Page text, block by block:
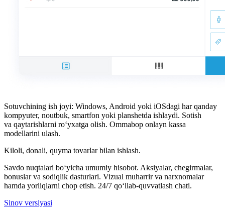
Sotuvchining ish joyi: Windows, Android yoki iOSdagi har qanday
kompyuter, noutbuk, smartfon yoki planshetda ishlaydi. Sotish
va qaytarishlarni ro‘yxatga olish. Ommabop onlayn kassa
modellarini ulash.
Kiloli, donali, quyma tovarlar bilan ishlash.
Savdo nuqtalari bo‘yicha umumiy hisobot. Aksiyalar, chegirmalar,
bonuslar va sodiqlik dasturlari. Vizual muharrir va narxnomalar
hamda yorliqlarni chop etish. 24/7 qo‘llab-quvvatlash chati.
Sinov versiyasi